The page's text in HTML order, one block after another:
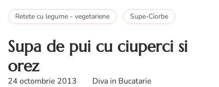
Retete cu legume - vegetariene Supe-Ciorbe
Supa de pui cu ciuperci si
orez
24 octombrie 2013 Diva in Bucatarie